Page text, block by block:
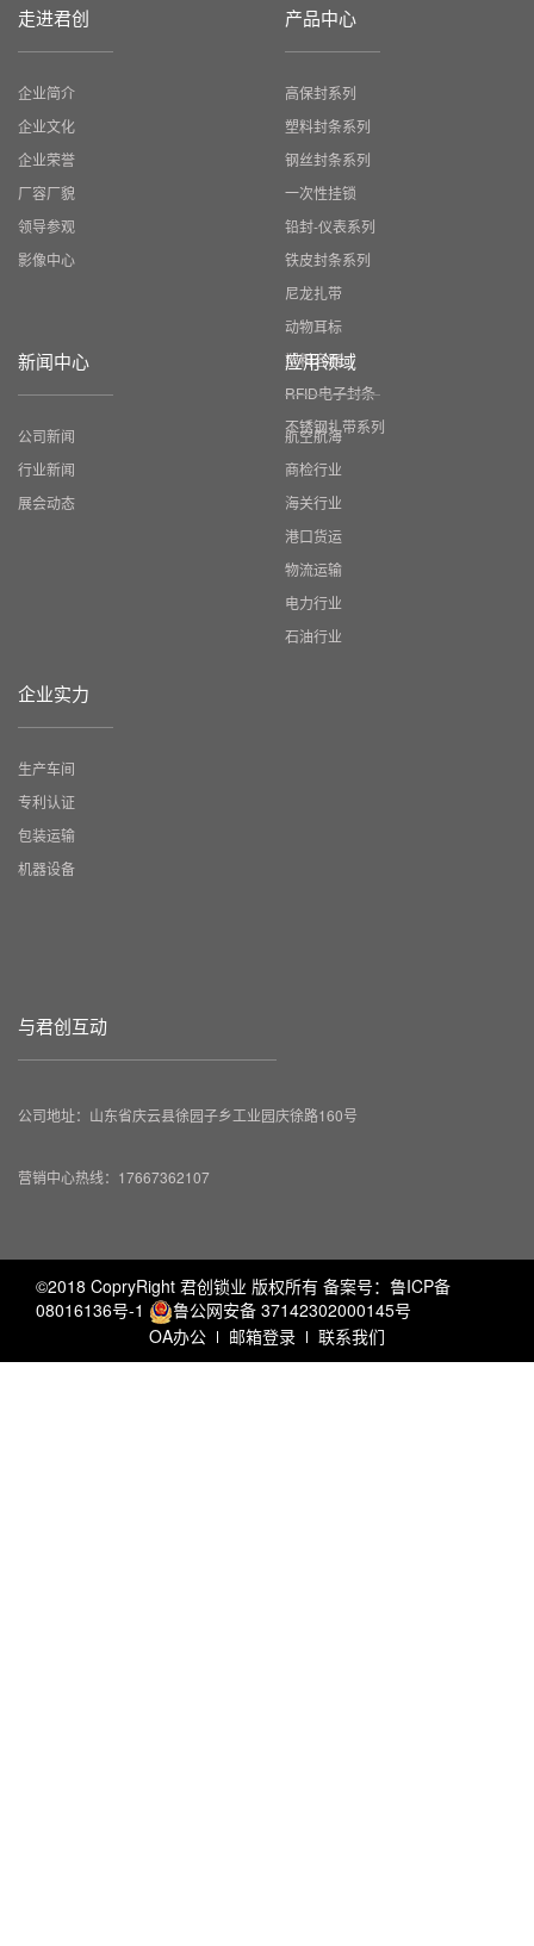
走进君创
企业简介
企业文化
企业荣誉
厂容厂貌
领导参观
影像中心
产品中心
高保封系列
塑料封条系列
钢丝封条系列
一次性挂锁
铅封-仪表系列
铁皮封条系列
尼龙扎带
动物耳标
塑料容器
RFID电子封条
不锈钢扎带系列
新闻中心
公司新闻
行业新闻
展会动态
应用领域
航空航海
商检行业
海关行业
港口货运
物流运输
电力行业
石油行业
企业实力
生产车间
专利认证
包装运输
机器设备
与君创互动
公司地址：山东省庆云县徐园子乡工业园庆徐路160号
营销中心热线：17667362107
©2018 CopryRight 君创锁业 版权所有 备案号： 鲁ICP备
08016136号-1
鲁公网安备 37142302000145号
OA办公
邮箱登录 联系我们